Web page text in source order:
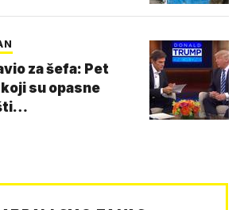
za šefa: Pet
su opasne